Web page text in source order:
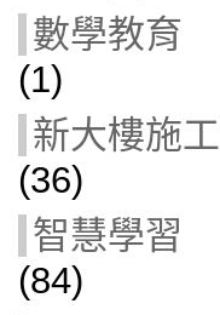
數學教育
(1)
新大樓施工
(36)
智慧學習
(84)